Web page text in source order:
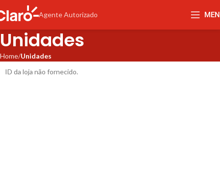
Agente Autorizado
Unidades
Home Unidades
ID da loja não fornecido.